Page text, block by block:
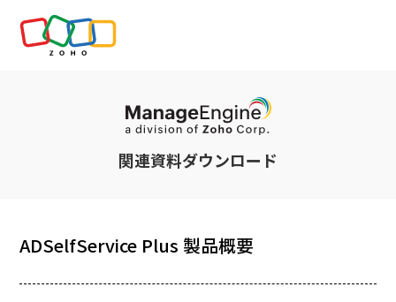
関連資料ダウンロード
ADSelfService Plus 製品概要